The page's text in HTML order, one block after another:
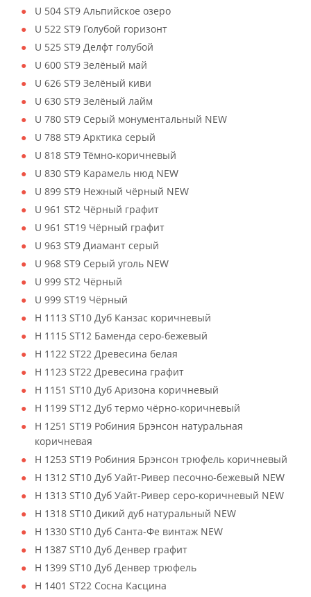
U 504 ST9 Альпийское озеро
U 522 ST9 Голубой горизонт
U 525 ST9 Делфт голубой
U 600 ST9 Зелёный май
U 626 ST9 Зелёный киви
U 630 ST9 Зелёный лайм
U 780 ST9 Серый монументальный NEW
U 788 ST9 Арктика серый
U 818 ST9 Тёмно-коричневый
U 830 ST9 Карамель нюд NEW
U 899 ST9 Нежный чёрный NEW
U 961 ST2 Чёрный графит
U 961 ST19 Чёрный графит
U 963 ST9 Диамант серый
U 968 ST9 Серый уголь NEW
U 999 ST2 Чёрный
U 999 ST19 Чёрный
H 1113 ST10 Дуб Канзас коричневый
H 1115 ST12 Баменда серо-бежевый
H 1122 ST22 Древесина белая
H 1123 ST22 Древесина графит
H 1151 ST10 Дуб Аризона коричневый
H 1199 ST12 Дуб термо чёрно-коричневый
H 1251 ST19 Робиния Брэнсон натуральная
коричневая
H 1253 ST19 Робиния Брэнсон трюфель коричневый
H 1312 ST10 Дуб Уайт-Ривер песочно-бежевый NEW
H 1313 ST10 Дуб Уайт-Ривер серо-коричневый NEW
H 1318 ST10 Дикий дуб натуральный NEW
H 1330 ST10 Дуб Санта-Фе винтаж NEW
H 1387 ST10 Дуб Денвер графит
H 1399 ST10 Дуб Денвер трюфель
H 1401 ST22 Сосна Касцина